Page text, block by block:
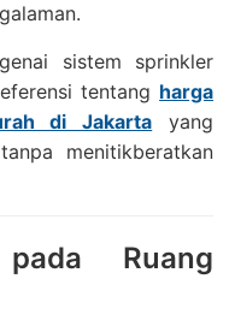
sistem sprinkler
tentang harga
di Jakarta yang
menitikberatkan
Ruang